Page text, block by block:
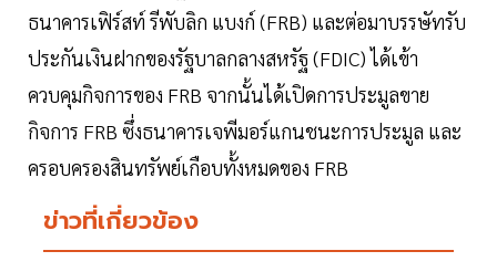
ธนาคารเฟิร์สท์ รีพับลิก แบงก์ (FRB) และต่อมาบรรษัทรับ
ประกันเงินฝากของรัฐบาลกลางสหรัฐ (FDIC) ได้เข้า
ควบคุมกิจการของ FRB จากนั้นได้เปิดการประมูลขาย
กิจการ FRB ซึ่งธนาคารเจพีมอร์แกนชนะการประมูล และ
ครอบครองสินทรัพย์เกือบทั้งหมดของ FRB
ข่าวที่เกี่ยวข้อง